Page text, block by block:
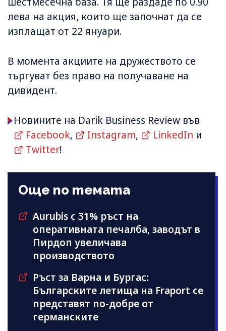
лева на акция, които ще започнат да се
изплащат от 22 януари.
В момента акциите на дружеството се
търгуват без право на получаване на
дивидент.
Новините на Darik Business Review във
Facebook, Instagram, LinkedIn и
Twitter!
Още по темата
Aurubis с 31% ръст на
оперативната печалба, заводът в
Пирдоп увеличава
производството
Ръст за Варна и Бургас:
Българските летища на Fraport се
представят по-добре от
германските